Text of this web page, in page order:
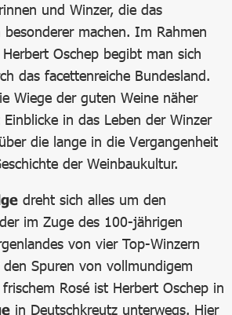
und Winzer, die das
machen. Im Rahmen
Oschep begibt man sich
das facettenreiche Bundesland.
Wiege der guten Weine näher
in das Leben der Winzer
die lange in die Vergangenheit
der Weinbaukultur.
dreht sich alles um den
im Zuge des 100-jährigen
von vier Top-Winzern
Spuren von vollmundigem
Rosé ist Herbert Oschep in
in Deutschkreutz unterwegs. Hier